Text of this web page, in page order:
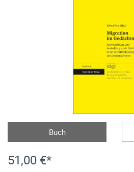
Buch
51,00 €*